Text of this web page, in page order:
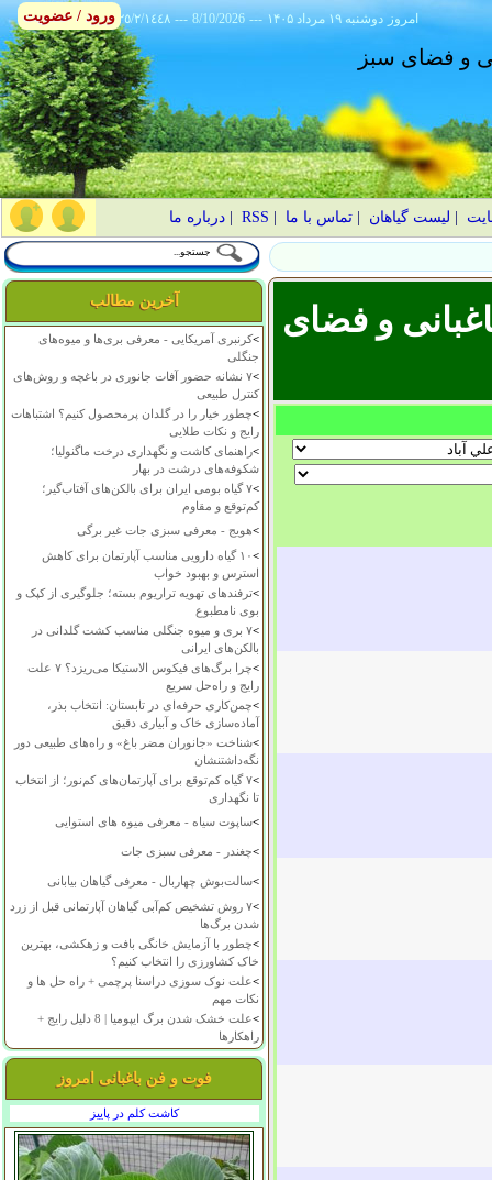
٢٥/٢/١٤٤٨ --- 8/10/2026 --- ۱۴۰۵ دوشنبه ۱۹ مرداد امروز
و فضای سبز
لیست گیاهان |تماس با ما RSS
|درباره ما
آخرین مطالب
>کرنبری آمریکایی - معرفی بری‌ها و میوه‌های
جنگلی
>
۷ نشانه حضور آفات جانوری در باغچه و روش‌های
کنترل طبیعی
>چطور خیار را در گلدان پرمحصول کنیم؟ اشتباهات
رایج و نکات طلایی
>راهنمای کاشت و نگهداری درخت ماگنولیا؛
شکوفه‌های درشت در بهار
>
۷ گیاه بومی ایران برای بالکن‌های آفتاب‌گیر؛
کم‌توقع و مقاوم
>هویج - معرفی سبزی جات غیر برگی
>
۱۰ گیاه دارویی مناسب آپارتمان برای کاهش
استرس و بهبود خواب
>ترفندهای تهویه تراریوم بسته؛ جلوگیری از کپک و
بوی نامطبوع
>
۷ بری و میوه جنگلی مناسب کشت گلدانی در
بالکن‌های ایرانی
>
چرا برگ‌های فیکوس الاستیکا می‌ریزد؟ ۷ علت
رایج و راه‌حل سریع
>چمن‌کاری حرفه‌ای در تابستان: انتخاب بذر،
آماده‌سازی خاک و آبیاری دقیق
>شناخت «جانوران مضر باغ» و راه‌های طبیعی دور
نگه‌داشتنشان
>
۷ گیاه کم‌توقع برای آپارتمان‌های کم‌نور؛ از انتخاب
تا نگهداری
>ساپوت سیاه - معرفی میوه های استوایی
>چغندر - معرفی سبزی جات
>سالت‌بوش چهاربال - معرفی گیاهان بیابانی
>
۷ روش تشخیص کم‌آبی گیاهان آپارتمانی قبل از زرد
شدن برگ‌ها
>چطور با آزمایش خانگی بافت و زهکشی، بهترین
خاک کشاورزی را انتخاب کنیم؟
>علت نوک سوزی دراسنا پرچمی + راه حل ها و
نکات مهم
>
علت خشک شدن برگ ایپومیا | 8 دلیل رایج +
راهکارها
فوت و فن باغبانی امروز
کاشت کلم در پاییز
و فضای
ورود / عضویت